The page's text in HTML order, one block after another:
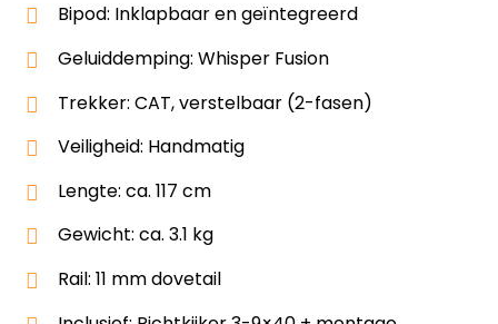
Bipod: Inklapbaar en geïntegreerd
Geluiddemping: Whisper Fusion
Trekker: CAT, verstelbaar (2-fasen)
Veiligheid: Handmatig
Lengte: ca. 117 cm
Gewicht: ca. 3.1 kg
Rail: 11 mm dovetail